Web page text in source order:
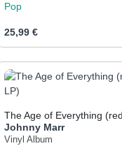
oder
Pop
Regulärer Preis:
25,99 €
Produkt
The Age of Everything
Johnny Marr
Vinyl Album